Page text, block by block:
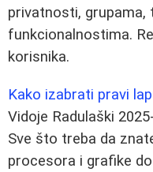
privatnosti, grupama,
funkcionalnostima.
korisnika.
Kako izabrati pravi
Vidoje Radulaški
Sve što treba da
procesora i grafike